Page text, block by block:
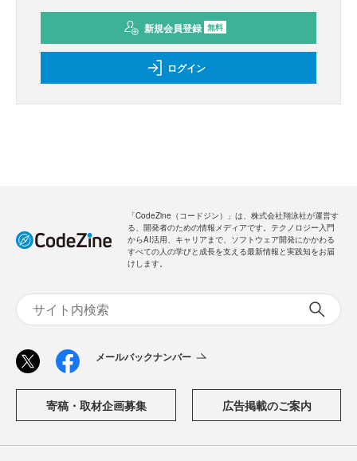
新規会員登録 無料
ログイン
「CodeZine（コードジン）」は、株式会社翔泳社が運営す
る、開発者のための情報メディアです。テクノロジー入門
からAI活用、キャリアまで、ソフトウェア開発にかかわる
すべての人の学びと成長を支える最新情報と実践知をお届
けします。
メールバックナンバー
寄稿・取材企画募集 広告掲載のご案内